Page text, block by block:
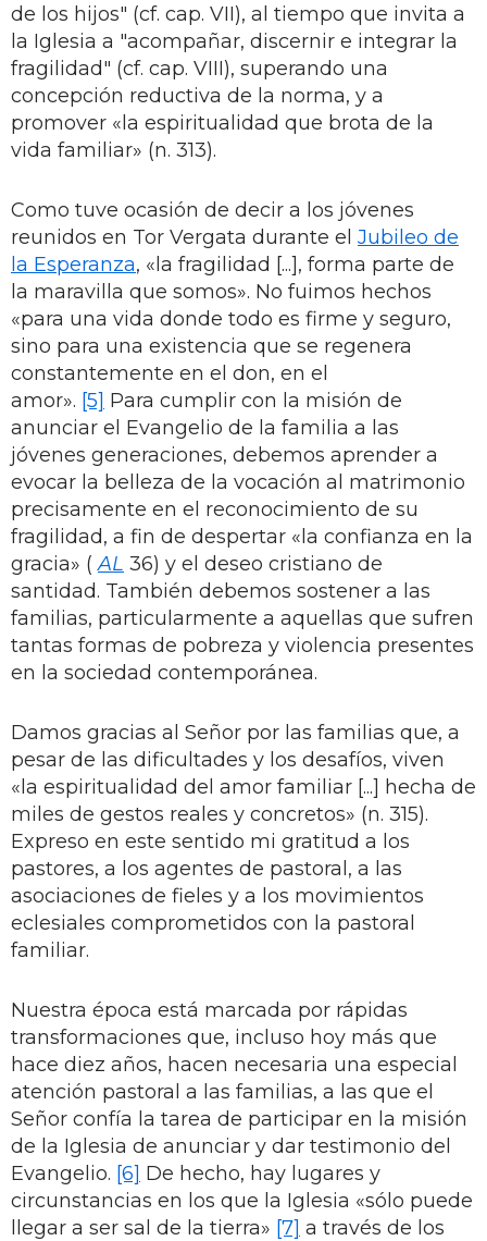
de los hijos" (cf. cap. VII), al tiempo que invita a
la Iglesia a "acompañar, discernir e integrar la
fragilidad" (cf. cap. VIII), superando una
concepción reductiva de la norma, y a
promover «la espiritualidad que brota de la
vida familiar» (n. 313).
Como tuve ocasión de decir a los jóvenes
reunidos en Tor Vergata durante el Jubileo de
la Esperanza, «la fragilidad [...], forma parte de
la maravilla que somos». No fuimos hechos
«para una vida donde todo es firme y seguro,
sino para una existencia que se regenera
constantemente en el don, en el
amor». [5] Para cumplir con la misión de
anunciar el Evangelio de la familia a las
jóvenes generaciones, debemos aprender a
evocar la belleza de la vocación al matrimonio
precisamente en el reconocimiento de su
fragilidad, a fin de despertar «la confianza en la
gracia» (AL 36) y el deseo cristiano de
santidad. También debemos sostener a las
familias, particularmente a aquellas que sufren
tantas formas de pobreza y violencia presentes
en la sociedad contemporánea.
Damos gracias al Señor por las familias que, a
pesar de las dificultades y los desafíos, viven
«la espiritualidad del amor familiar [...] hecha de
miles de gestos reales y concretos» (n. 315).
Expreso en este sentido mi gratitud a los
pastores, a los agentes de pastoral, a las
asociaciones de fieles y a los movimientos
eclesiales comprometidos con la pastoral
familiar.
Nuestra época está marcada por rápidas
transformaciones que, incluso hoy más que
hace diez años, hacen necesaria una especial
atención pastoral a las familias, a las que el
Señor confía la tarea de participar en la misión
de la Iglesia de anunciar y dar testimonio del
Evangelio. [6] De hecho, hay lugares y
circunstancias en los que la Iglesia «sólo puede
llegar a ser sal de la tierra» [7] a través de los